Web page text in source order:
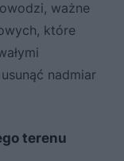
ważne
które
nadmiar
terenu